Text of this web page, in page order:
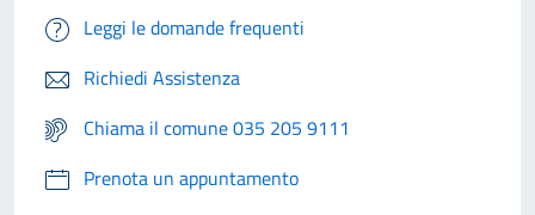
Leggi le domande frequenti
Richiedi Assistenza
Chiama il comune 035 205 9111
Prenota un appuntamento